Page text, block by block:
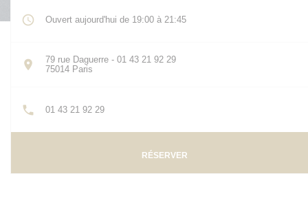
Ouvert aujourd'hui de 19:00 à 21:45
79 rue Daguerre - 01 43 21 92 29
75014 Paris
01 43 21 92 29
RÉSERVER